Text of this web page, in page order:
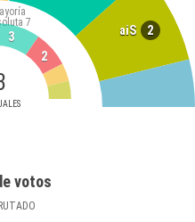
aiS 2
7
3
2
votos